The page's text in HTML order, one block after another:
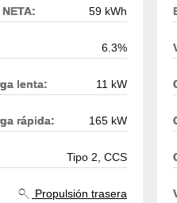
59 kWh
6.3%
lenta: 11 kW
rápida: 165 kW
Tipo 2, CCS
Propulsión trasera